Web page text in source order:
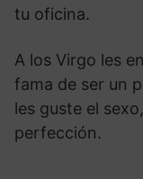
tu oficina.
A los Virgo les
fama de ser un
les guste el
perfección.